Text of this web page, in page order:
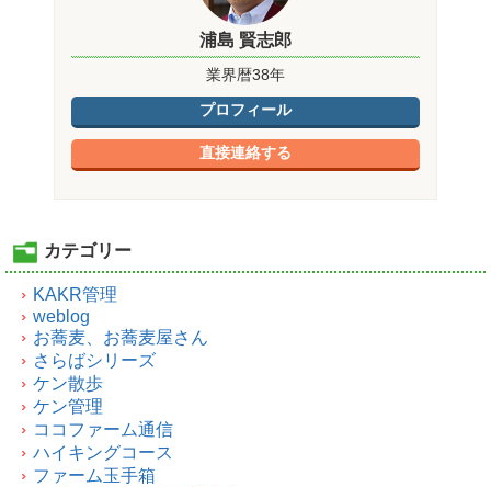
浦島 賢志郎
業界暦38年
プロフィール
直接連絡する
カテゴリー
KAKR管理
weblog
お蕎麦、お蕎麦屋さん
さらばシリーズ
ケン散歩
ケン管理
ココファーム通信
ハイキングコース
ファーム玉手箱